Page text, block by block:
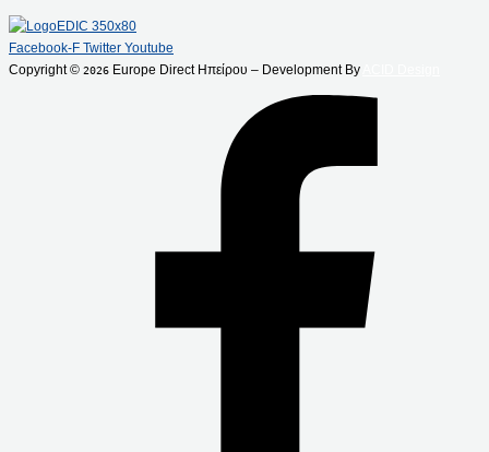
Facebook-F Twitter Youtube
Copyright © 2026 Europe Direct Ηπείρου – Development By